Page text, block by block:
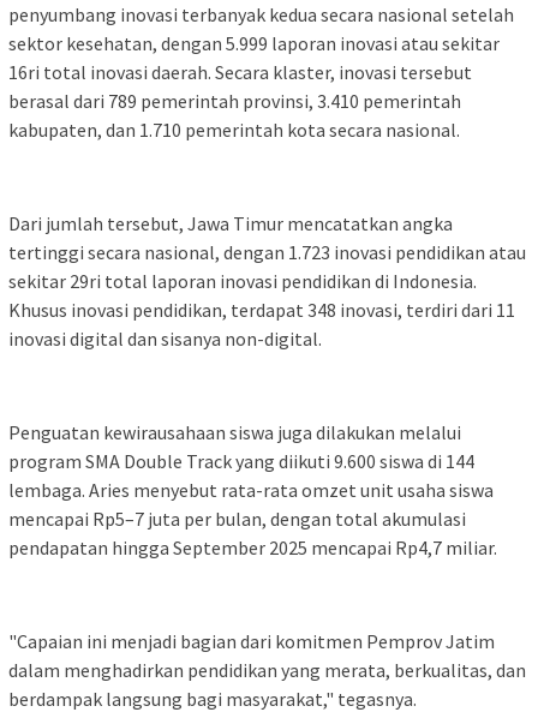
penyumbang inovasi terbanyak kedua secara nasional setelah
sektor kesehatan, dengan 5.999 laporan inovasi atau sekitar
16ri total inovasi daerah. Secara klaster, inovasi tersebut
berasal dari 789 pemerintah provinsi, 3.410 pemerintah
kabupaten, dan 1.710 pemerintah kota secara nasional.
Dari jumlah tersebut, Jawa Timur mencatatkan angka
tertinggi secara nasional, dengan 1.723 inovasi pendidikan atau
sekitar 29ri total laporan inovasi pendidikan di Indonesia.
Khusus inovasi pendidikan, terdapat 348 inovasi, terdiri dari 11
inovasi digital dan sisanya non-digital.
Penguatan kewirausahaan siswa juga dilakukan melalui
program SMA Double Track yang diikuti 9.600 siswa di 144
lembaga. Aries menyebut rata-rata omzet unit usaha siswa
mencapai Rp5–7 juta per bulan, dengan total akumulasi
pendapatan hingga September 2025 mencapai Rp4,7 miliar.
"Capaian ini menjadi bagian dari komitmen Pemprov Jatim
dalam menghadirkan pendidikan yang merata, berkualitas, dan
berdampak langsung bagi masyarakat," tegasnya.